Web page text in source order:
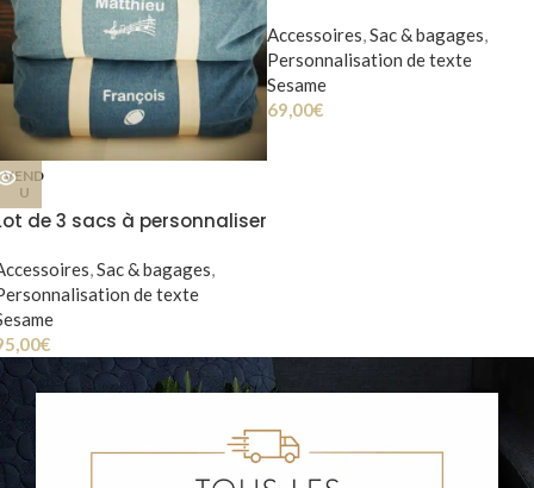
Accessoires,Sac & bagages,
Personnalisation de texte
Sesame
69,00€
VEND
U
de 3 sacs à personnaliser
,Sac & bagages,
de texte
€